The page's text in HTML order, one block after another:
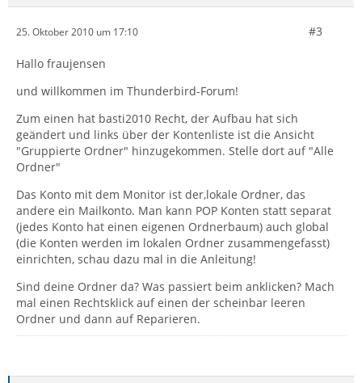
25. Oktober 2010 um 17:10 #3
Hallo fraujensen
und willkommen im Thunderbird-Forum!
Zum einen hat basti2010 Recht, der Aufbau hat sich
geändert und links über der Kontenliste ist die Ansicht
"Gruppierte Ordner" hinzugekommen. Stelle dort auf "Alle
Ordner"
Das Konto mit dem Monitor ist der,lokale Ordner, das
andere ein Mailkonto. Man kann POP Konten statt separat
(jedes Konto hat einen eigenen Ordnerbaum) auch global
(die Konten werden im lokalen Ordner zusammengefasst)
einrichten, schau dazu mal in die Anleitung!
Sind deine Ordner da? Was passiert beim anklicken? Mach
mal einen Rechtsklick auf einen der scheinbar leeren
Ordner und dann auf Reparieren.